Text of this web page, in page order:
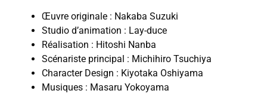
Œuvre originale : Nakaba Suzuki
Studio d’animation : Lay-duce
Réalisation : Hitoshi Nanba
Scénariste principal : Michihiro Tsuchiya
Character Design : Kiyotaka Oshiyama
Musiques : Masaru Yokoyama